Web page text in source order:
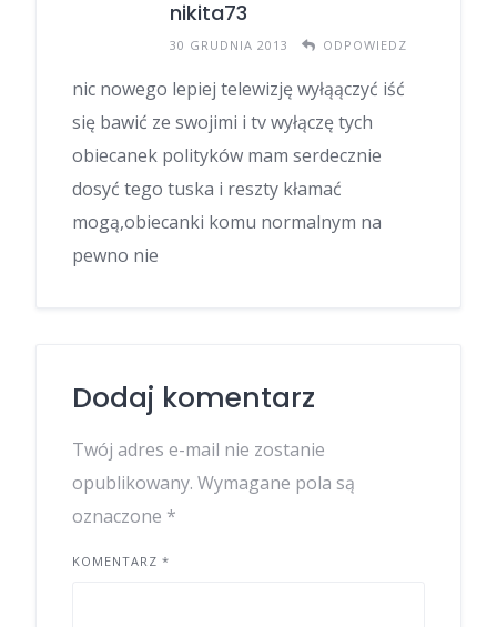
nikita73
30 GRUDNIA 2013 ODPOWIEDZ
nic nowego lepiej telewizję wyłąączyć iść
się bawić ze swojimi i tv wyłączę tych
obiecanek polityków mam serdecznie
dosyć tego tuska i reszty kłamać
mogą,obiecanki komu normalnym na
pewno nie
Dodaj komentarz
Twój adres e-mail nie zostanie
opublikowany. Wymagane pola są
oznaczone *
KOMENTARZ *